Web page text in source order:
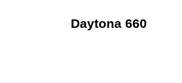
Daytona 660